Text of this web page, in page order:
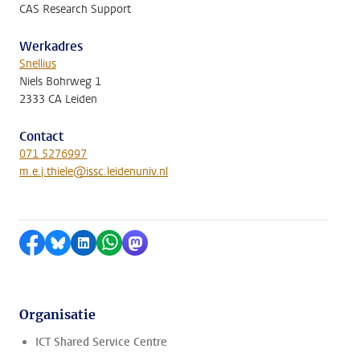
CAS Research Support
Werkadres
Snellius
Niels Bohrweg 1
2333 CA Leiden
Contact
071 5276997
m.e.j.thiele@issc.leidenuniv.nl
Delen op Facebook
Delen via Bluesky
Delen op LinkedIn
Delen via WhatsApp
Delen via Mastodon
Organisatie
ICT Shared Service Centre